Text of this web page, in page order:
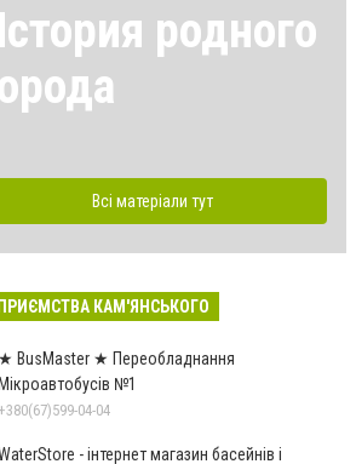
родного
Всі матеріали тут
КАМ'ЯНСЬКОГО
★ BusMaster ★ Переобладнання
№1
+380(67)599-04-04
- інтернет магазин басейнів і